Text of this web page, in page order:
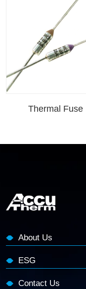
Thermal Fuse
About Us
ESG
Contact Us